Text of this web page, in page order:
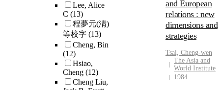
Lee, Alice
C (13)
程夢元(淸)
等校字 (13)
Cheng, Bin
(12)
Hsiao,
Cheng (12)
Cheng Liu,
and European
relations : new
dimensions and
strategies
Tsai, Cheng-wen
The Asia and
World Institute
1984